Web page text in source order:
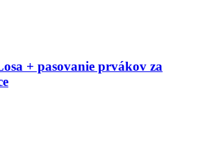
+ pasovanie prvákov za